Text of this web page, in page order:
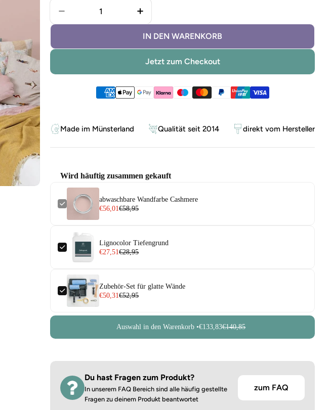
Menge für abwaschbare Wandfarbe Cashmere verringern
Menge für abwaschbare Wandfarbe
IN DEN WARENKORB
Jetzt zum Checkout
Zahlungsmethoden
Made im Münsterland Qualität seit 2014 direkt vom Hersteller
Wird häuftig zusammen gekauft
abwaschbare Wandfarbe Cashmere
€56,01€58,95
Lignocolor Tiefengrund
€27,51€28,95
Zubehör-Set für glatte Wände
€50,31€52,95
Auswahl in den Warenkorb •€133,83€140,85
Du hast Fragen zum Produkt?
In unserem FAQ Bereich sind alle häufig gestellte
Fragen zu deinem Produkt beantwortet
zum FAQ